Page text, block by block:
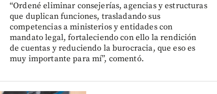
“Ordené eliminar consejerías, agencias y estructuras
que duplican funciones, trasladando sus
competencias a ministerios y entidades con
mandato legal, fortaleciendo con ello la rendición
de cuentas y reduciendo la burocracia, que eso es
muy importante para mí”, comentó.